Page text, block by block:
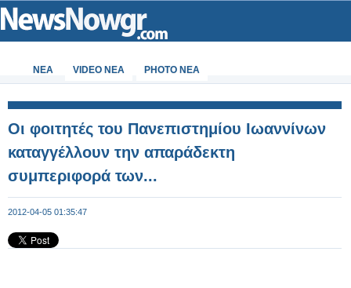
ΝΕΑ VIDEO NEA PHOTO NEA
Οι φοιτητές του Πανεπιστημίου Ιωαννίνων
καταγγέλλουν την απαράδεκτη
συμπεριφορά των...
2012-04-05 01:35:47